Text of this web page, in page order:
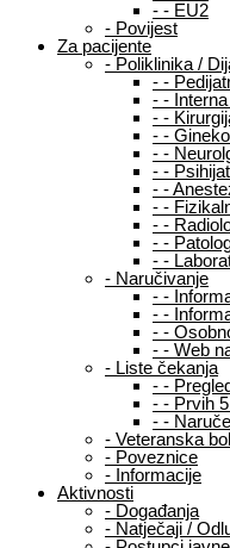
- - EU2
- Povijest
Za pacijente
- Poliklinika /
- -
- -
- -
- -
- -
- -
- -
- -
- -
- -
- -
- Naručivanje
- -
- -
- -
- - Web
- Liste čekanja
- -
- - Prvih
- -
- Veteranska
- Poveznice
- Informacije
Aktivnosti
- Događanja
- Natječaji /